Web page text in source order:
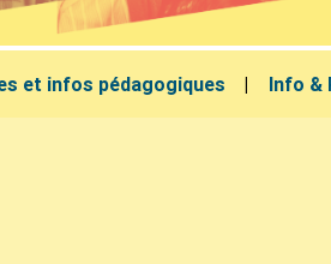
et infos pédagogiques Info &